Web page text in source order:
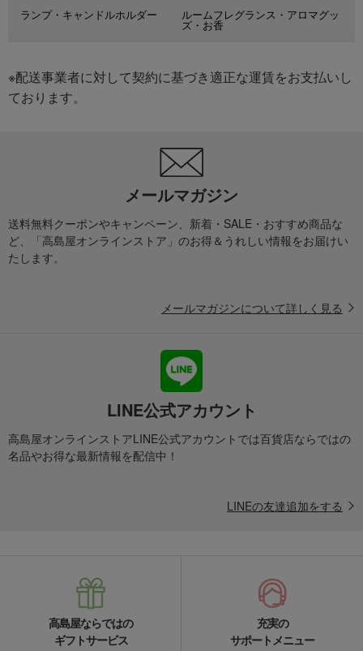
ランプ・キャンドルホルダー
ルームフレグランス・アロマグッ
ズ・お香
※配送事業者に対して契約に基づき適正な運賃をお支払いし
ております。
メールマガジン
送料無料クーポンやキャンペーン、新着・SALE・おすすめ商品な
ど、「高島屋オンラインストア」のお得＆うれしい情報をお届けい
たします。
メールマガジンについて詳しく見る
LINE公式アカウント
高島屋オンラインストアLINE公式アカウントでは百貨店ならではの
名品やお得な最新情報を配信中！
LINEの友達追加をする
高島屋ならではの
ギフトサービス
充実の
サポートメニュー